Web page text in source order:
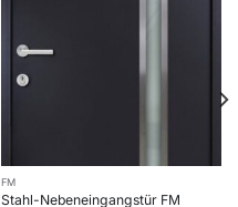
FM
Stahl-Nebeneingangstür FM